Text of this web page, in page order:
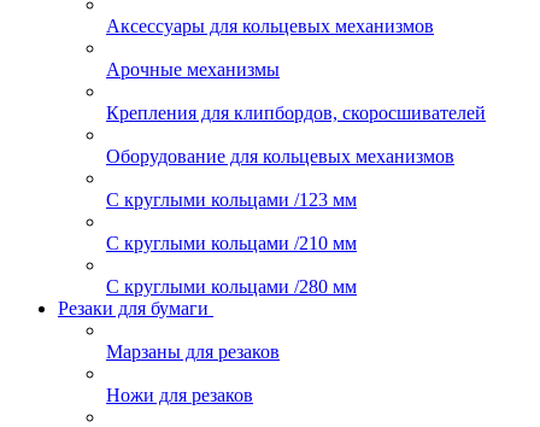
Аксессуары для кольцевых механизмов
Арочные механизмы
Крепления для клипбордов, скоросшивателей
Оборудование для кольцевых механизмов
С круглыми кольцами /123 мм
С круглыми кольцами /210 мм
С круглыми кольцами /280 мм
Резаки для бумаги
Марзаны для резаков
Ножи для резаков